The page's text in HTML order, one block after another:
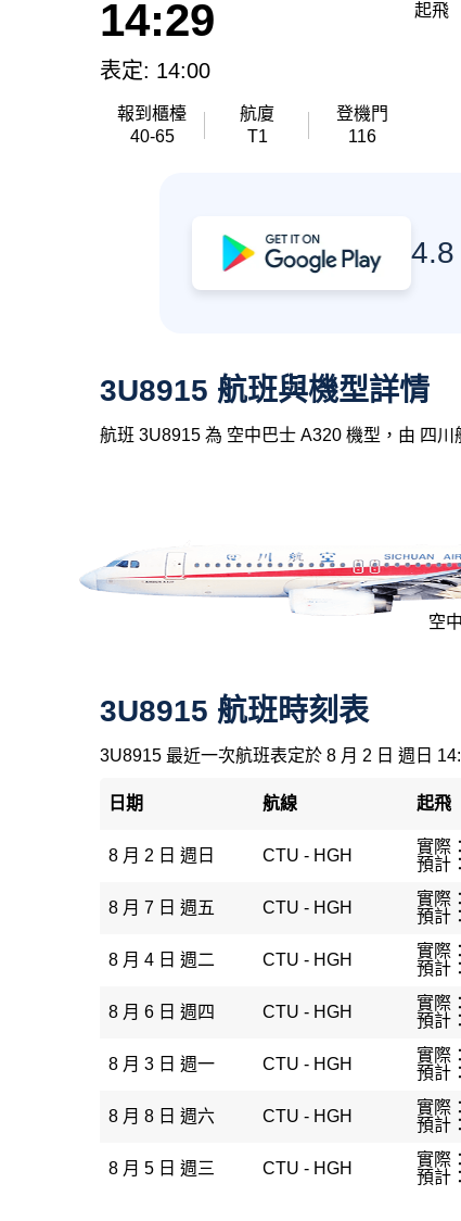
14:29
表定: 14:00
報到櫃檯
40-65
航廈
T1
登機門
116
起飛
4.8
3U8915 航班與機型詳情
航班 3U8915 為 空中巴士 A320 機型，由 四川
空
3U8915 航班時刻表
3U8915 最近一次航班表定於 8 月 2 日 週日
日期 航線 起飛
8 月 2 日 週日 CTU - HGH
實際
預計
8 月 7 日 週五 CTU - HGH
實際
預計
8 月 4 日 週二 CTU - HGH
實際
預計
8 月 6 日 週四 CTU - HGH
實際
預計
8 月 3 日 週一 CTU - HGH
實際
預計
8 月 8 日 週六 CTU - HGH
實際
預計
8 月 5 日 週三 CTU - HGH
實際
預計